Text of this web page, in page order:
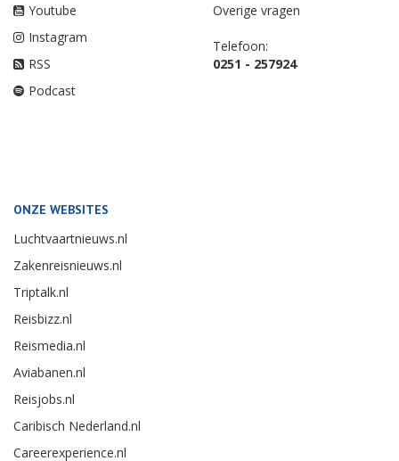
Youtube
Instagram
RSS
Podcast
Overige vragen
Telefoon:
0251 - 257924
ONZE WEBSITES
Luchtvaartnieuws.nl
Zakenreisnieuws.nl
Triptalk.nl
Reisbizz.nl
Reismedia.nl
Aviabanen.nl
Reisjobs.nl
Caribisch Nederland.nl
Careerexperience.nl